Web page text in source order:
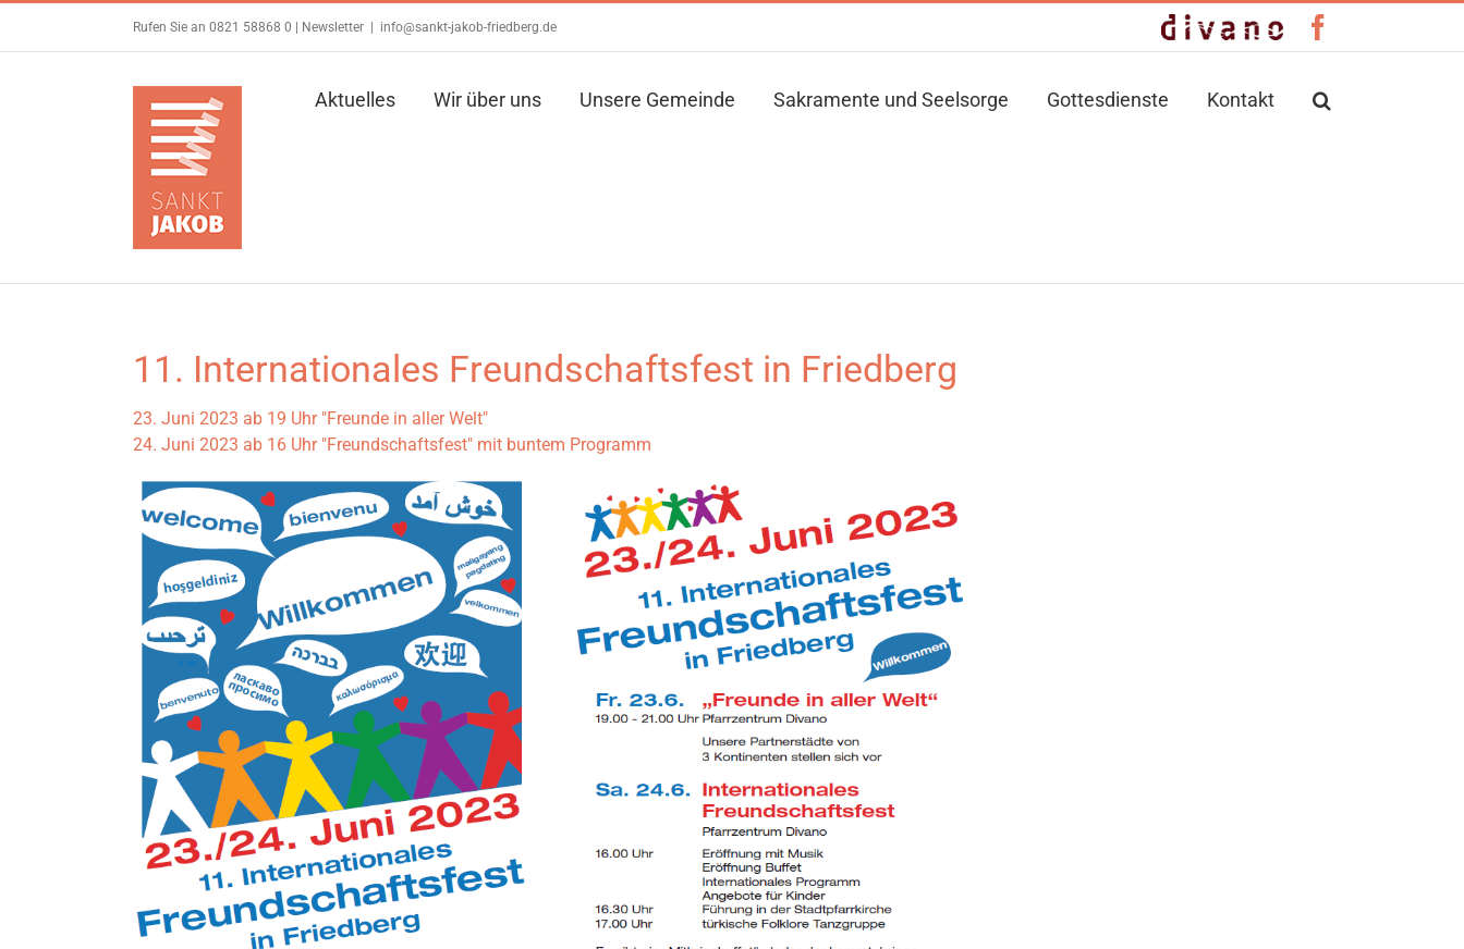
Rufen Sie an 0821 58868 0 | Newsletter info@sankt-jakob-friedberg.de Benutzerdefiniert
Aktuelles Wir über uns Unsere Gemeinde Sakramente und Seelsorge Gottesdienste Kontakt
11. Internationales Freundschaftsfest in Friedberg
23. Juni 2023 ab 19 Uhr "Freunde in aller Welt"
24. Juni 2023 ab 16 Uhr "Freundschaftsfest" mit buntem Programm